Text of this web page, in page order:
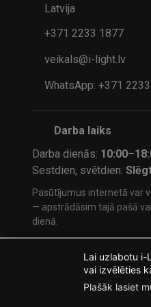
Latvija
+371 2233 1877
veikals@i-light.lv
WhatsApp: +371
Darba laiks
Darba dienās:
Sestdien, svētdien:
Pasūtījumus internetā var
— apstrādāsim tajā pašā
dienā.
Lai uzlabotu i-
vai izvēlēties
Plašāk lasiet